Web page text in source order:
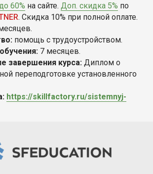
60% на сайте. Доп. скидка 5% по
. Скидка 10% при полной оплате.
помощь с трудоустройством.
7 месяцев.
завершения курса: Диплом о
переподготовке установленного
https://skillfactory.ru/sistemnyj-